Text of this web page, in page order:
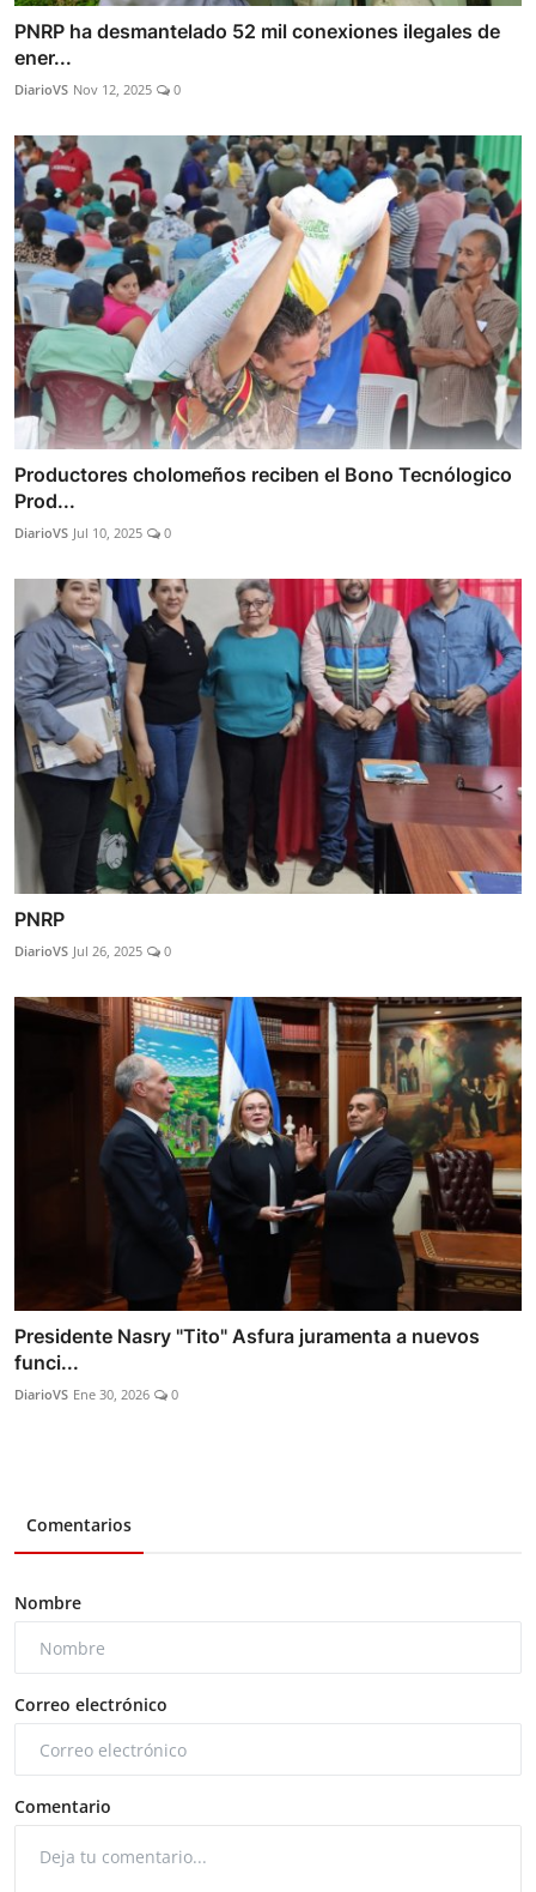
PNRP ha desmantelado 52 mil conexiones ilegales de
ener...
DiarioVS Nov 12, 2025 0
Productores cholomeños reciben el Bono Tecnólogico
Prod...
DiarioVS Jul 10, 2025 0
PNRP
DiarioVS Jul 26, 2025 0
Presidente Nasry "Tito" Asfura juramenta a nuevos
funci...
DiarioVS Ene 30, 2026 0
Comentarios
Nombre
Correo electrónico
Comentario